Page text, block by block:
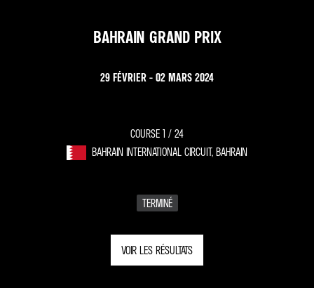
BAHRAIN GRAND PRIX
29 FÉVRIER - 02 MARS 2024
COURSE 1 / 24
BAHRAIN INTERNATIONAL CIRCUIT, BAHRAIN
TERMINÉ
VOIR LES RÉSULTATS